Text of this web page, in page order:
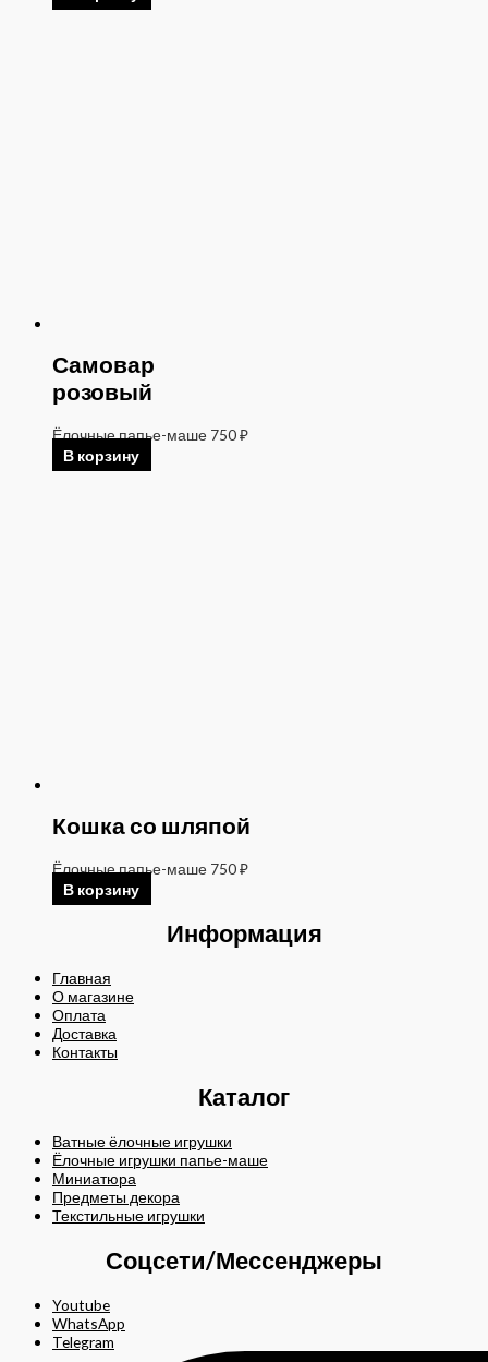
Самовар
розовый
Ёлочные папье-маше 750₽
В корзину
Кошка со шляпой
Ёлочные папье-маше 750₽
В корзину
Информация
Главная
О магазине
Оплата
Доставка
Контакты
Каталог
Ватные ёлочные игрушки
Ёлочные игрушки папье-маше
Миниатюра
Предметы декора
Текстильные игрушки
Соцсети/Мессенджеры
Youtube
WhatsApp
Telegram